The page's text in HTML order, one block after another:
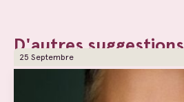
D'autres suggestions
25 Septembre